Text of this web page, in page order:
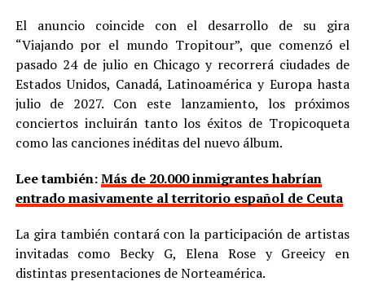
El anuncio coincide con el desarrollo de su gira
“Viajando por el mundo Tropitour”, que comenzó el
pasado 24 de julio en Chicago y recorrerá ciudades de
Estados Unidos, Canadá, Latinoamérica y Europa hasta
julio de 2027. Con este lanzamiento, los próximos
conciertos incluirán tanto los éxitos de Tropicoqueta
como las canciones inéditas del nuevo álbum.
Lee también:Más de 20.000 inmigrantes habrían
entrado masivamente al territorio español de Ceuta
La gira también contará con la participación de artistas
invitadas como Becky G, Elena Rose y Greeicy en
distintas presentaciones de Norteamérica.